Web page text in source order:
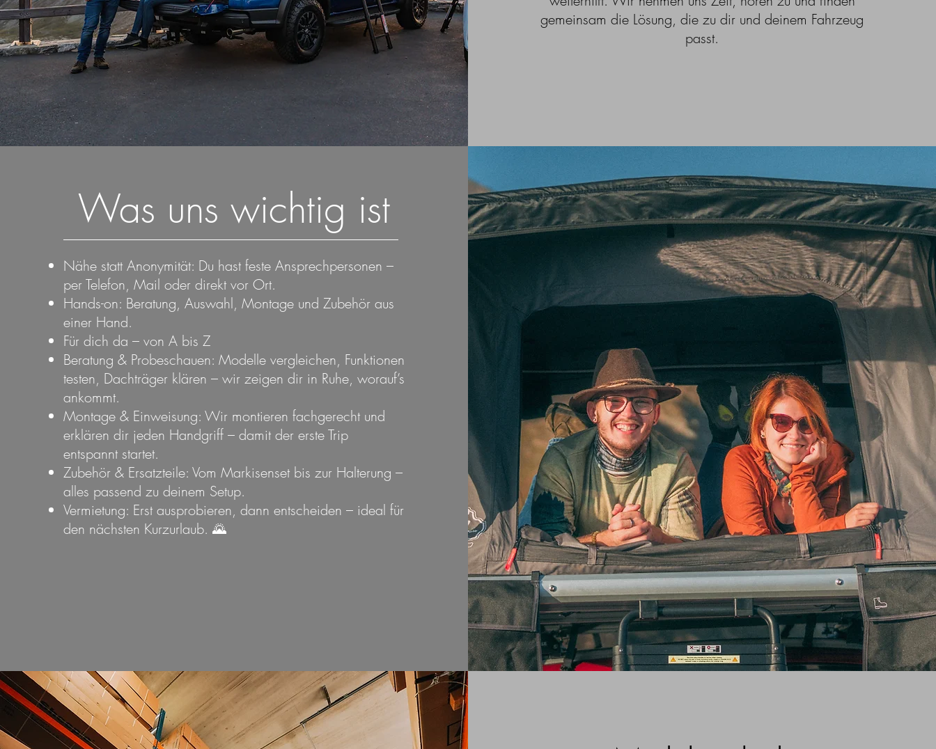
gemeinsam die Lösung, die zu dir und deinem Fahrzeug
passt.
Was uns wichtig ist
Nähe statt Anonymität: Du hast feste Ansprechpersonen –
per Telefon, Mail oder direkt vor Ort.
Hands-on: Beratung, Auswahl, Montage und Zubehör aus
einer Hand.
Für dich da – von A bis Z
Beratung & Probeschauen: Modelle vergleichen, Funktionen
testen, Dachträger klären – wir zeigen dir in Ruhe, worauf’s
ankommt.
Montage & Einweisung: Wir montieren fachgerecht und
erklären dir jeden Handgriff – damit der erste Trip
entspannt startet.
Zubehör & Ersatzteile: Vom Markisenset bis zur Halterung –
alles passend zu deinem Setup.
Vermietung: Erst ausprobieren, dann entscheiden – ideal für
den nächsten Kurzurlaub. 🌄